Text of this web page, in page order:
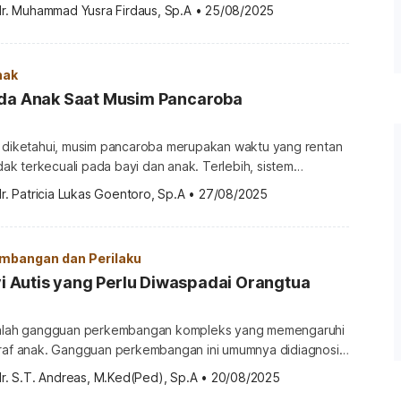
makrosefali pada bayi melalui ulasan di bawah ini.
Makrosefali (macrocephaly), yang disebut juga
Muhammad Yusra Firdaus, Sp.A • 25/08/2025
Anak Saat Musim Pancaroba
musim pancaroba merupakan waktu yang rentan
terkecuali pada bayi dan anak. Terlebih, sistem
umumnya lebih lemah dibandingkan orang dewasa,
penyakit. Berikut ini beberapa penyakit yang
termasuk balita dan bayi, saat musim pancaroba.
Patricia Lukas Goentoro, Sp.A • 27/08/2025
dan Perilaku
Autis yang Perlu Diwaspadai Orangtua
gangguan perkembangan kompleks yang memengaruhi
anak. Gangguan perkembangan ini umumnya didiagnosis
tahun, meski gejala awalnya mungkin saja sudah muncul
diagnosis pada anak bayi dapat dipengaruhi oleh
S.T. Andreas, M.Ked(Ped), Sp.A • 20/08/2025